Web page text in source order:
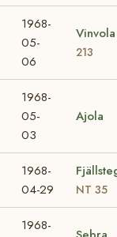
1968-
05-
06
213
1968-
05-
03
Ajola
1968-
04-29
NT 35
1968-